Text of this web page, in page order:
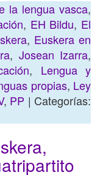
la lengua vasca,
, EH Bildu, El
, Euskera en
, Josean Izarra,
, Lengua y
propias, Ley
, PP | Categorías: